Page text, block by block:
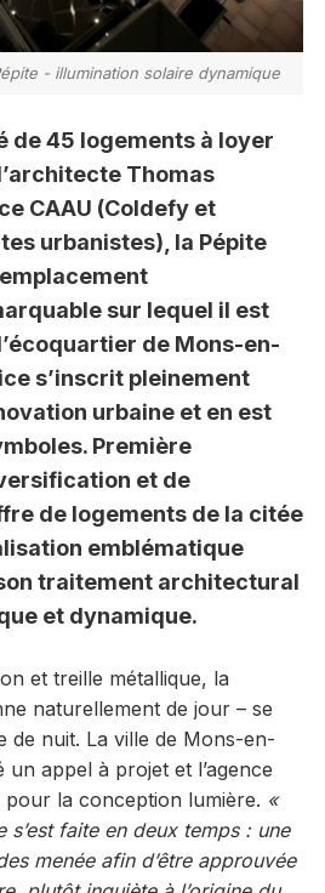
- illumination solaire dynamique
de 45 logements à loyer
Thomas
CAAU (Coldefy et
urbanistes), la Pépite
sur lequel il est
de Mons-en-
s’inscrit pleinement
urbaine et en est
Première
et de
de logements de la citée
emblématique
traitement architectural
et dynamique.
et treille métallique, la
naturellement de jour – se
de nuit. La ville de Mons-en-
appel à projet et l’agence
la conception lumière. «
faite en deux temps : une
menée afin d’être approuvée